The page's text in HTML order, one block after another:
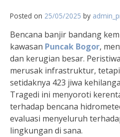
Posted on 25/05/2025 by
Bencana banjir bandang
kawasan Puncak Bogor,
dan kerugian besar.
merusak infrastruktur,
setidaknya 423 jiwa
Tragedi ini menyoroti
terhadap bencana
evaluasi menyeluruh
lingkungan di sana.